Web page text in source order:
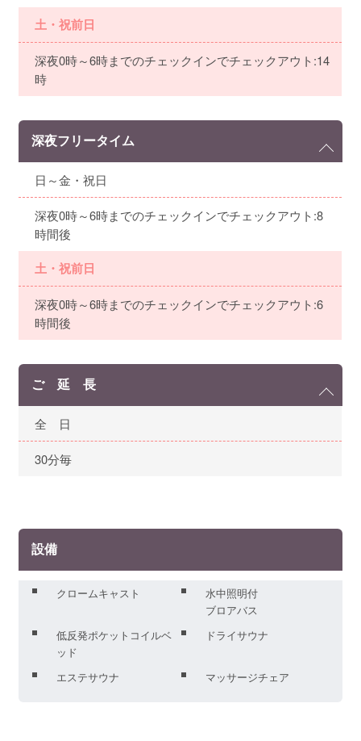
土・祝前日
深夜0時～6時までのチェックインでチェックアウト:14
時
深夜フリータイム
日～金・祝日
深夜0時～6時までのチェックインでチェックアウト:8
時間後
土・祝前日
深夜0時～6時までのチェックインでチェックアウト:6
時間後
ご 延 長
全 日
30分毎
設備
クロームキャスト
水中照明付
ブロアバス
低反発ポケットコイルベ
ッド
ドライサウナ
エステサウナ マッサージチェア